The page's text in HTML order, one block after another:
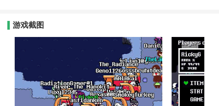
游戏截图